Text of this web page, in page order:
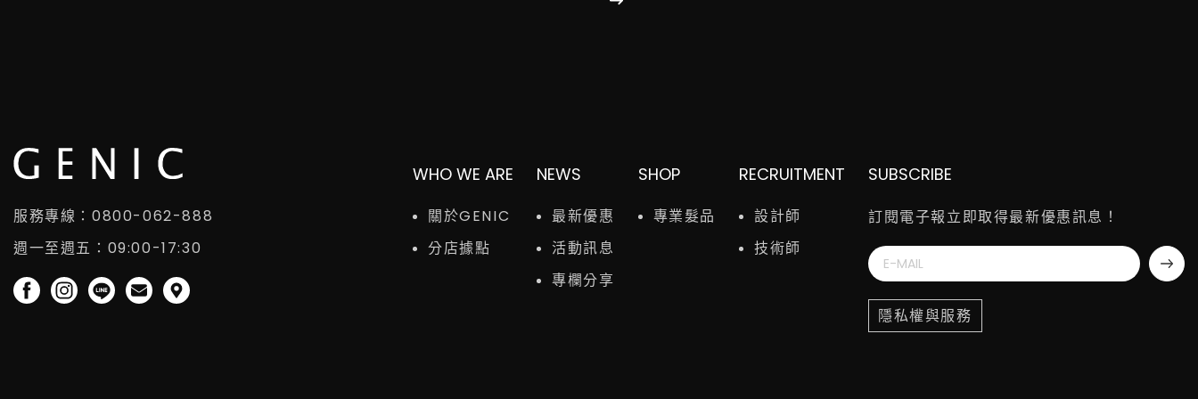
服務專線：0800-062-888
週一至週五：09:00-17:30
WHO WE ARE
關於GENIC
分店據點
NEWS
最新優惠
活動訊息
專欄分享
SHOP
專業髮品
RECRUITMENT
設計師
技術師
SUBSCRIBE
訂閱電子報立即取得最新優惠訊息！
隱私權與服務